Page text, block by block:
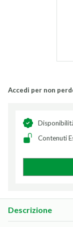
Accedi per non
Contenuti
Descrizione